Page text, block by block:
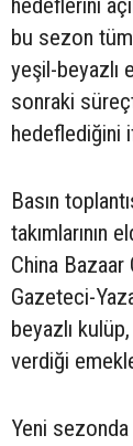
hedeflerini
bu sezon
yeşil-beyazlı
sonraki
hedeflediğini
Basın
takımlarının
China Bazaar
Gazeteci-
beyazlı
verdiği
Yeni